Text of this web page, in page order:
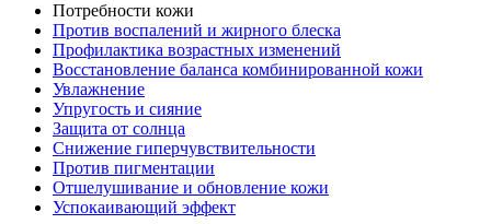
Потребности кожи
Против воспалений и жирного блеска
Профилактика возрастных изменений
Восстановление баланса комбинированной кожи
Увлажнение
Упругость и сияние
Защита от солнца
Снижение гиперчувствительности
Против пигментации
Отшелушивание и обновление кожи
Успокаивающий эффект